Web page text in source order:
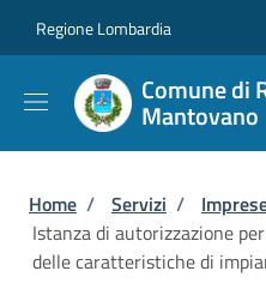
Regione Lombardia
Comune di
Mantovano
Briciole di
Home / Servizi /
Istanza di autorizzazione
delle caratteristiche di